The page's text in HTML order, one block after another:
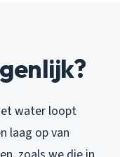
water loopt
laag op van